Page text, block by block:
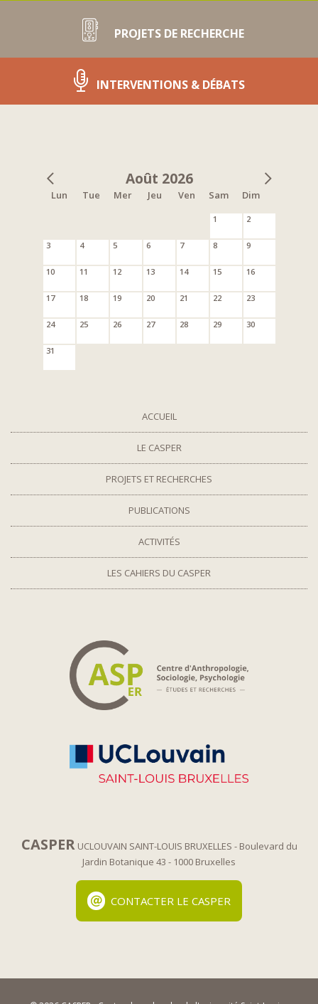
PROJETS DE RECHERCHE
INTERVENTIONS & DÉBATS
Août 2026
Lun Tue Mer Jeu Ven Sam Dim
1 2
3 4 5 6 7 8 9
10 11 12 13 14 15 16
17 18 19 20 21 22 23
24 25 26 27 28 29 30
31
ACCUEIL
LE CASPER
PROJETS ET RECHERCHES
PUBLICATIONS
ACTIVITÉS
LES CAHIERS DU CASPER
CASPER UCLOUVAIN SAINT-LOUIS BRUXELLES - Boulevard du
Jardin Botanique 43 - 1000 Bruxelles
CONTACTER LE CASPER